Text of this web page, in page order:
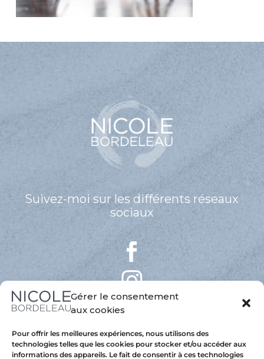
Gérer le consentement
aux cookies
Pour offrir les meilleures expériences, nous utilisons des
technologies telles que les cookies pour stocker et/ou accéder aux
informations des appareils. Le fait de consentir à ces technologies
Suivez-moi sur les différents réseaux
sociaux